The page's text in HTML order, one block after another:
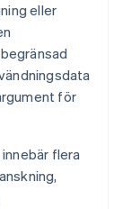
eller
för
flera